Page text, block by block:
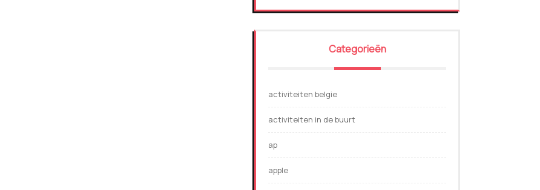
Categorieën
activiteiten belgie
activiteiten in de buurt
ap
apple